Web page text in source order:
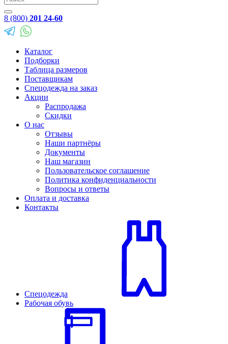
8 (800) 201 24-60
Каталог
Подборки
Таблица размеров
Поставщикам
Спецодежда на заказ
Акции
Распродажа
Скидки
О нас
Отзывы
Наши партнёры
Документы
Наш магазин
Пользовательское соглашение
Политика конфиденциальности
Вопросы и ответы
Оплата и доставка
Контакты
Спецодежда
Рабочая обувь